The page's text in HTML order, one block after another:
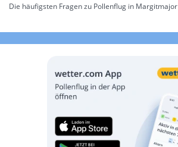
Die häufigsten Fragen zu Pollenflug in Margitmajor